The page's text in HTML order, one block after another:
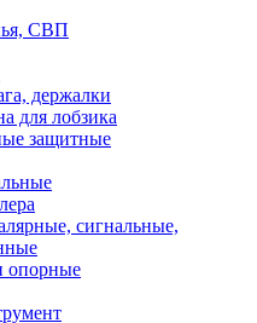
СВП
держалки
для лобзика
защитные
сигнальные,
опорные